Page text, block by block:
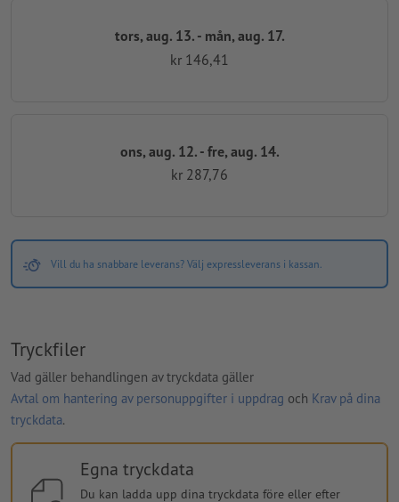
tors, aug. 13. - mån, aug. 17.
kr 146,41
ons, aug. 12. - fre, aug. 14.
kr 287,76
Vill du ha snabbare leverans? Välj expressleverans i kassan.
Tryckfiler
Vad gäller behandlingen av tryckdata gäller
Avtal om hantering av personuppgifter i uppdrag och Krav på dina
tryckdata.
Egna tryckdata
Du kan ladda upp dina tryckdata före eller efter